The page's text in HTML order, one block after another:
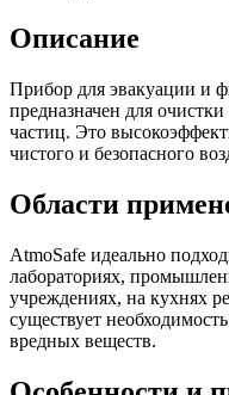
Описание
Прибор для эвакуации и
предназначен для
частиц. Это
чистого и безопасного
Области
AtmoSafe идеально
лабораториях,
учреждениях, на кухнях
существует
вредных веществ.